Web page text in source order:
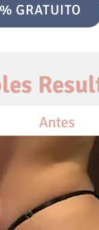
GRATUITO